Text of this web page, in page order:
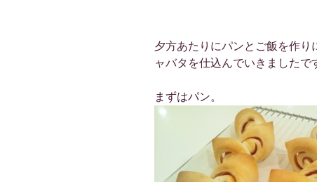
夕方あたりにパンとご飯を作
ャバタを仕込んでいきましたで
まずはパン。